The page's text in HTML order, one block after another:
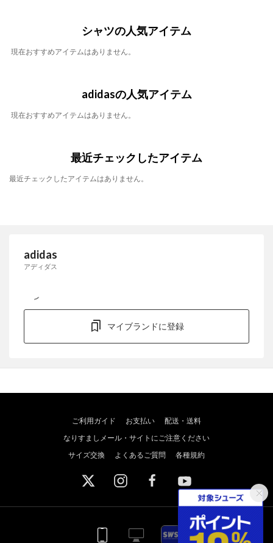
シャツの人気アイテム
現在おすすめアイテムはありません。
adidasの人気アイテム
現在おすすめアイテムはありません。
最近チェックしたアイテム
最近チェックしたアイテムはありません。
adidas
アディダス
マイブランドに登録
ご利用ガイド お支払い
配送・送料
なりすましメール・サイトにご注意ください
サイズ交換
よくあるご質問 各種規約